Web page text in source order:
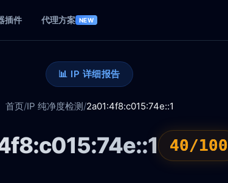
插件 代理方案 NEW
📊 IP 详细报告
首页/IP 纯净度检测/2a01:4f8:c015:74e::1
40/100